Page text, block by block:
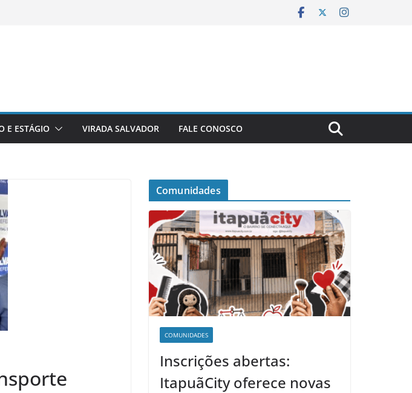
E ESTÁGIO VIRADA SALVADOR FALE CONOSCO
Comunidades
COMUNIDADES
Inscrições abertas:
ItapuãCity oferece novas